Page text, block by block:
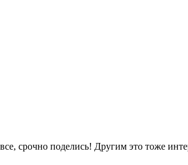
срочно поделись! Другим это тоже